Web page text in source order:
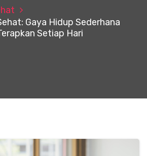
Gaya Hidup Sederhana
Setiap Hari